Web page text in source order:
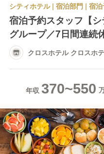
宿泊予約スタッフ【
グループ／7日間連続
クロスホテル クロスホ
年収 370~550